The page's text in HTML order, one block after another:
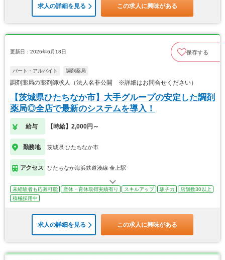
求人の詳細を見る この求人に興味がある
更新日：2026年6月18日 保存する
パート・アルバイト 調剤薬局
調剤薬局の薬剤師求人（法人名非公開 ※詳細はお問合せください）
【茨城県ひたちなか市】大手グループの安定した調剤
薬局◎全店で最新のシステムを導入！
給与 【時給】2,000円～
勤務地 茨城県 ひたちなか市
アクセス ひたちなか海浜鉄道湊線 金上駅
未経験者も応募可能 産休・育休取得実績有り スキルアップ 駅チカ
店舗数30以上
積極採用中
求人の詳細を見る この求人に興味がある